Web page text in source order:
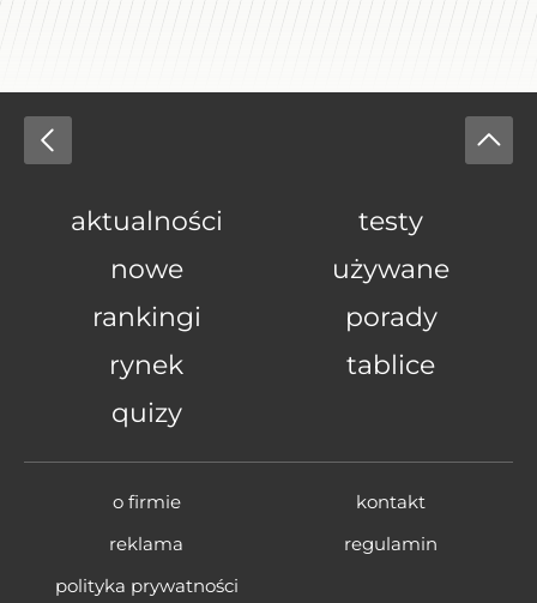
aktualności
testy
nowe
używane
rankingi
porady
rynek
tablice
quizy
o firmie
kontakt
reklama
regulamin
polityka prywatności